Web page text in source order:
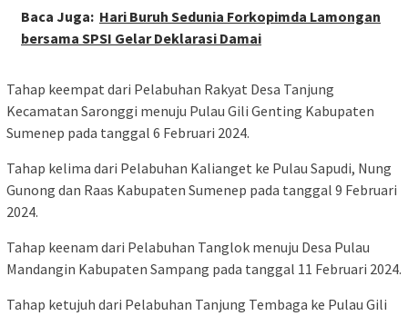
Baca Juga: Hari Buruh Sedunia Forkopimda Lamongan
bersama SPSI Gelar Deklarasi Damai
Tahap keempat dari Pelabuhan Rakyat Desa Tanjung
Kecamatan Saronggi menuju Pulau Gili Genting Kabupaten
Sumenep pada tanggal 6 Februari 2024.
Tahap kelima dari Pelabuhan Kalianget ke Pulau Sapudi, Nung
Gunong dan Raas Kabupaten Sumenep pada tanggal 9 Februari
2024.
Tahap keenam dari Pelabuhan Tanglok menuju Desa Pulau
Mandangin Kabupaten Sampang pada tanggal 11 Februari 2024.
Tahap ketujuh dari Pelabuhan Tanjung Tembaga ke Pulau Gili